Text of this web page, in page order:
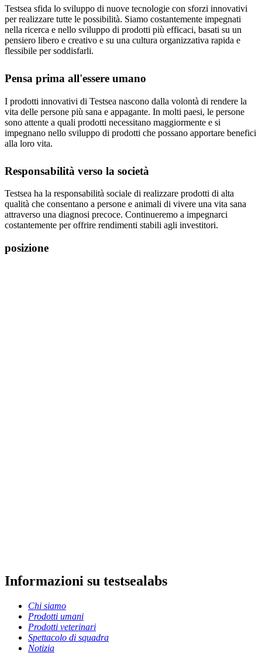
Testsea sfida lo sviluppo di nuove tecnologie con sforzi innovativi
per realizzare tutte le possibilità. Siamo costantemente impegnati
nella ricerca e nello sviluppo di prodotti più efficaci, basati su un
pensiero libero e creativo e su una cultura organizzativa rapida e
flessibile per soddisfarli.
Pensa prima all'essere umano
I prodotti innovativi di Testsea nascono dalla volontà di rendere la
vita delle persone più sana e appagante. In molti paesi, le persone
sono attente a quali prodotti necessitano maggiormente e si
impegnano nello sviluppo di prodotti che possano apportare benefici
alla loro vita.
Responsabilità verso la società
Testsea ha la responsabilità sociale di realizzare prodotti di alta
qualità che consentano a persone e animali di vivere una vita sana
attraverso una diagnosi precoce. Continueremo a impegnarci
costantemente per offrire rendimenti stabili agli investitori.
posizione
Informazioni su testsealabs
Chi siamo
Prodotti umani
Prodotti veterinari
Spettacolo di squadra
Notizia